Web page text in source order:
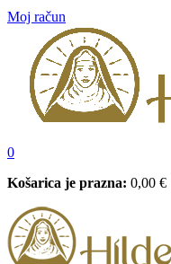
Moj račun
0
Košarica je prazna: 0,00 €